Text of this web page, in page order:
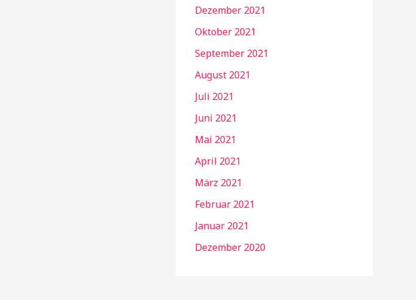
Dezember 2021
Oktober 2021
September 2021
August 2021
Juli 2021
Juni 2021
Mai 2021
April 2021
März 2021
Februar 2021
Januar 2021
Dezember 2020